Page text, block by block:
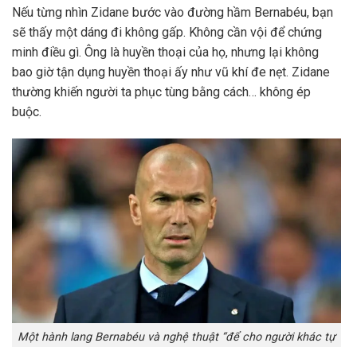
Nếu từng nhìn Zidane bước vào đường hầm Bernabéu, bạn
sẽ thấy một dáng đi không gấp. Không cần vội để chứng
minh điều gì. Ông là huyền thoại của họ, nhưng lại không
bao giờ tận dụng huyền thoại ấy như vũ khí đe nẹt. Zidane
thường khiến người ta phục tùng bằng cách… không ép
buộc.
Một hành lang Bernabéu và nghệ thuật “để cho người khác tự